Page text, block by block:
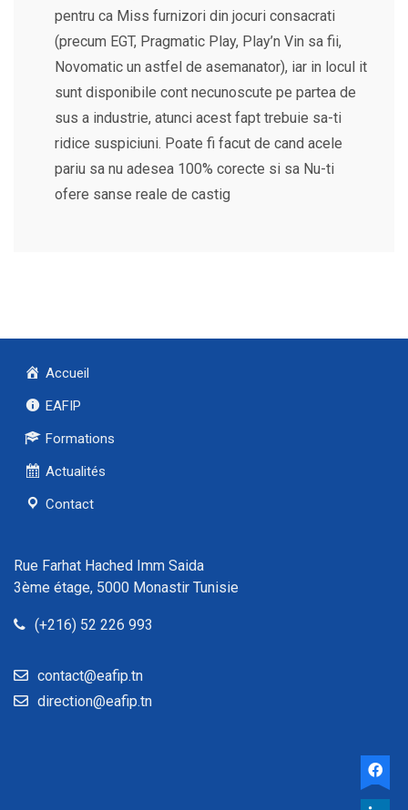
pentru ca Miss furnizori din jocuri consacrati
(precum EGT, Pragmatic Play, Play’n Vin sa fii,
Novomatic un astfel de asemanator), iar in locul it
sunt disponibile cont necunoscute pe partea de
sus a industrie, atunci acest fapt trebuie sa-ti
ridice suspiciuni. Poate fi facut de cand acele
pariu sa nu adesea 100% corecte si sa Nu-ti
ofere sanse reale de castig
Accueil
EAFIP
Formations
Actualités
Contact
Rue Farhat Hached Imm Saida
3ème étage, 5000 Monastir Tunisie
(+216) 52 226 993
contact@eafip.tn
direction@eafip.tn